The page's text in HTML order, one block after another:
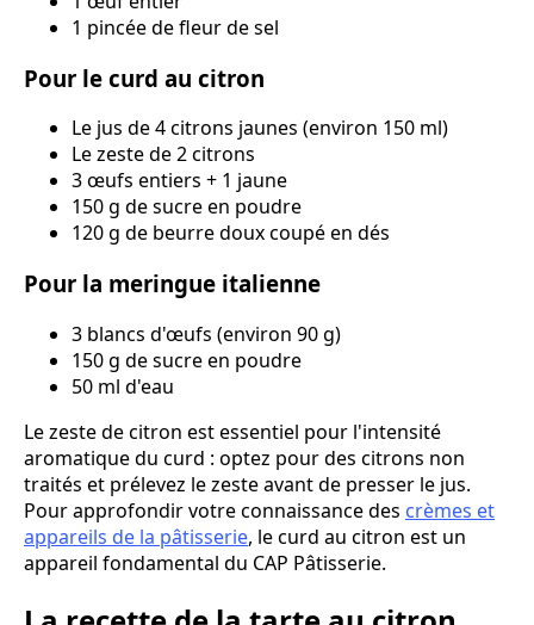
1 pincée de fleur de sel
Pour le curd au citron
Le jus de 4 citrons jaunes (environ 150 ml)
Le zeste de 2 citrons
3 œufs entiers + 1 jaune
150 g de sucre en poudre
120 g de beurre doux coupé en dés
Pour la meringue italienne
3 blancs d'œufs (environ 90 g)
150 g de sucre en poudre
50 ml d'eau
Le zeste de citron est essentiel pour l'intensité
aromatique du curd : optez pour des citrons non
traités et prélevez le zeste avant de presser le jus.
Pour approfondir votre connaissance des crèmes et
appareils de la pâtisserie, le curd au citron est un
appareil fondamental du CAP Pâtisserie.